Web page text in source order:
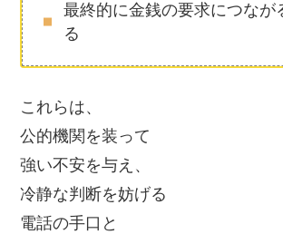
最終的に金銭の要求につなが
る
これらは、
公的機関を装って
強い不安を与え、
冷静な判断を妨げる
電話の手口と